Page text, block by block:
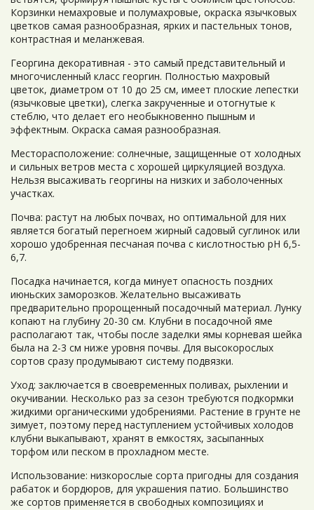
Корзинки немахровые и полумахровые, окраска язычковых
цветков самая разнообразная, ярких и пастельных тонов,
контрастная и меланжевая.
Георгина декоративная - это самый представительный и
многочисленный класс георгин. Полностью махровый
цветок, диаметром от 10 до 25 см, имеет плоские лепестки
(язычковые цветки), слегка закрученные и отогнутые к
стеблю, что делает его необыкновенно пышным и
эффектным. Окраска самая разнообразная.
Месторасположение: солнечные, защищенные от холодных
и сильных ветров места с хорошей циркуляцией воздуха.
Нельзя высаживать георгины на низких и заболоченных
участках.
Почва: растут на любых почвах, но оптимальной для них
является богатый перегноем жирный садовый суглинок или
хорошо удобренная песчаная почва с кислотностью рН 6,5-
6,7.
Посадка начинается, когда минует опасность поздних
июньских заморозков. Желательно высаживать
предварительно пророщенный посадочный материал. Лунку
копают на глубину 20-30 см. Клубни в посадочной яме
располагают так, чтобы после заделки ямы корневая шейка
была на 2-3 см ниже уровня почвы. Для высокорослых
сортов сразу продумывают систему подвязки.
Уход: заключается в своевременных поливах, рыхлении и
окучивании. Несколько раз за сезон требуются подкормки
жидкими органическими удобрениями. Растение в грунте не
зимует, поэтому перед наступлением устойчивых холодов
клубни выкапывают, хранят в емкостях, засыпанных
торфом или песком в прохладном месте.
Использование: низкорослые сорта пригодны для создания
рабаток и бордюров, для украшения патио. Большинство
же сортов применяется в свободных композициях и